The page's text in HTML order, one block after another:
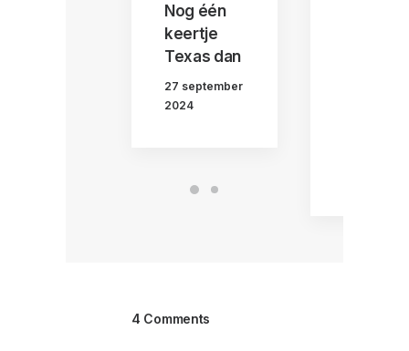
Nog één
keertje
Texas dan
27 september
2024
4 Comments